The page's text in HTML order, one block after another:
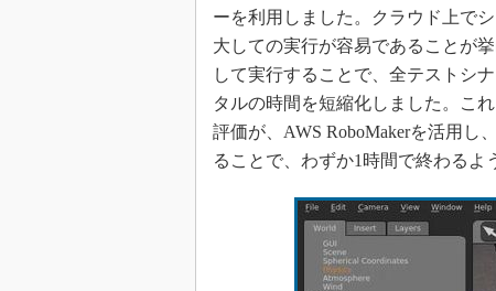
ーを利用しました。クラウド上で
大しての実行が容易であることが
して実行することで、全テストシ
タルの時間を短縮化しました。こ
評価が、AWS RoboMakerを活用し
ることで、わずか1時間で終わるよ